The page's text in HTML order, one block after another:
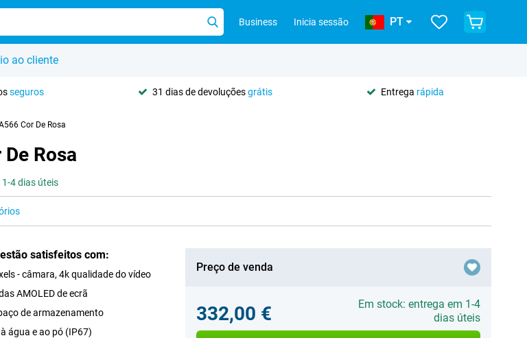
Business Inicia sessão PT
ao cliente
seguros 31 dias de devoluçõesgrátis Entrega rápida
Cor De Rosa
Rosa
1-4 dias úteis
satisfeitos com:
- câmara, 4k qualidade do vídeo
AMOLED de ecrã
de armazenamento
água e ao pó (IP67)
Preço de venda
332,00 €
Em stock: entrega em 1-4
dias úteis